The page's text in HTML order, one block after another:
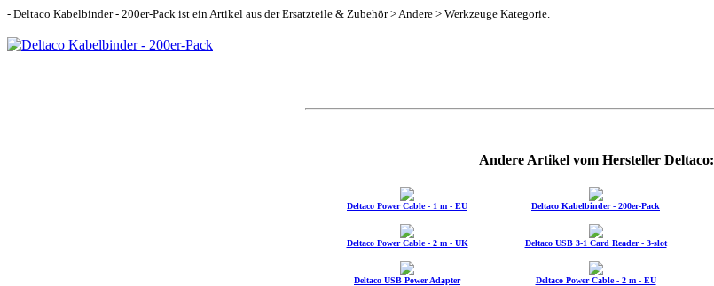
- Deltaco Kabelbinder - 200er-Pack ist ein Artikel aus der Ersatzteile & Zubehör > Andere > Werkzeuge Kategorie.
Andere Artikel vom Hersteller Deltaco:
Deltaco Power Cable - 1 m - EU Deltaco Kabelbinder - 200er-Pack
Deltaco Power Cable - 2 m - UK Deltaco USB 3-1 Card Reader - 3-slot
Deltaco USB Power Adapter Deltaco Power Cable - 2 m - EU